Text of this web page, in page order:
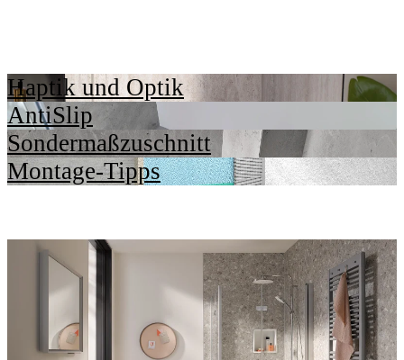
Haptik und Optik
AntiSlip
Sondermaßzuschnitt
Montage-Tipps